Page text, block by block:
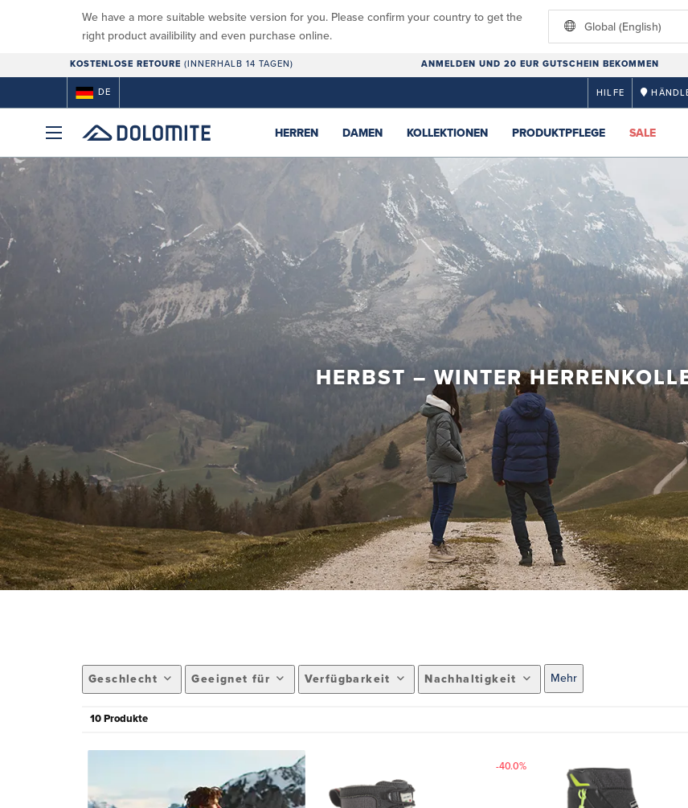
We have a more suitable website version for you. Please confirm your country to get the
right product availibility and even purchase online.
Global (English)
KOSTENLOSE RETOURE (INNERHALB 14 TAGEN) ANMELDEN UND 20 EUR GUTSCHEIN BEKOMMEN
DE HILFE
HERREN DAMEN KOLLEKTIONEN PRODUKTPFLEGE SALE
HERBST – WINTER
Geschlecht Geeignet für Verfügbarkeit Nachhaltigkeit Mehr
10 Produkte
-40.0%